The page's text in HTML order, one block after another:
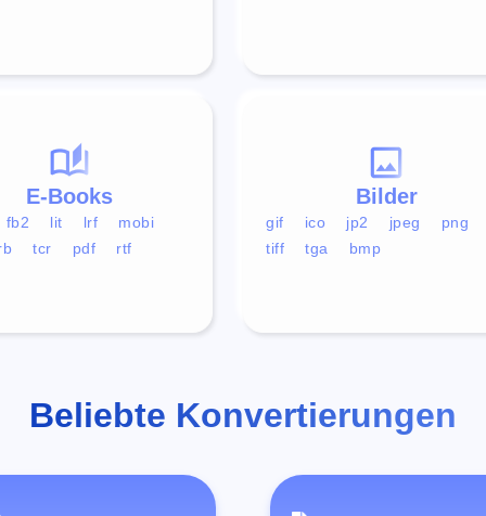
Bilder
gif ico jp2 jpeg
png
tiff
tga bmp
E-Books
fb2 lit lrf
mobi
tcr pdf rtf
Beliebte Konvertierungen